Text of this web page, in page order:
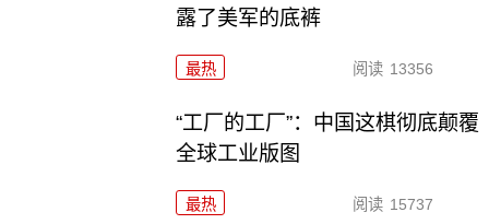
露了美军的底裤
最热 阅读 13356
“工厂的工厂”：中国这棋彻底颠覆
全球工业版图
最热 阅读 15737